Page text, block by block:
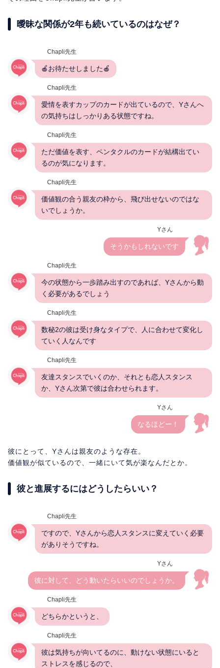
曖昧な関係が2年も続いているのはなぜ？
Chapli先生
🍎お待たせしました🍎
Chapli先生
愛情を表すカップのカードが出ているので、Yさんへ
の気持ちはしっかりある状態ですね。
Chapli先生
ただ価値を表す、ペンタクルのカードが結構出てい
るのが気になります。
Chapli先生
価値観の合う親友の枠から、飛び出せないのではな
いでしょうか。
Yさん
そうかもしれないです
Chapli先生
今の状態から一歩踏み出すのであれば、Yさんから動
く必要があるでしょう
Chapli先生
数秘2の彼は受け身なタイプで、人に合わせて変化し
ていく人なんです
Chapli先生
友達スタンスでいくのか、それとも恋人スタンス
か、Yさん次第で彼は合わせられます。
Yさん
なるほどー！
彼にとって、Yさんは親友のような存在。
価値観が似ているので、一緒にいて気が楽なんだとか。
彼と進展するにはどうしたらいい？
Chapli先生
ですので、Yさんから恋人スタンスに変えていく必要
がありそうですね。
Yさん
彼に対して、どう動いたらいいのでしょうか。
Chapli先生
どちらかというと、
Chapli先生
彼は気持ちが向いてるのに、動けない状態にいると
ストレスを感じるので、